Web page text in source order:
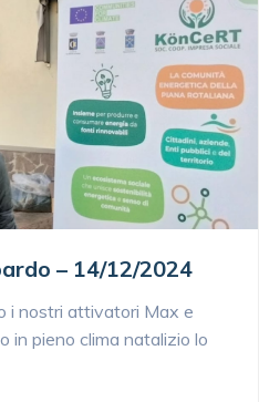
– 14/12/2024
i nostri attivatori Max e
in pieno clima natalizio lo